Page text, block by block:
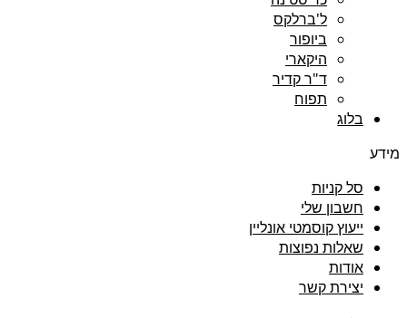
ל'ברלקס
ביופור
היקארי
ד"ר קדיר
תפוח
בלוג
מידע
סל קניות
חשבון שלי
ייעוץ קוסמטי אונליין
שאלות נפוצות
אודות
יצירת קשר